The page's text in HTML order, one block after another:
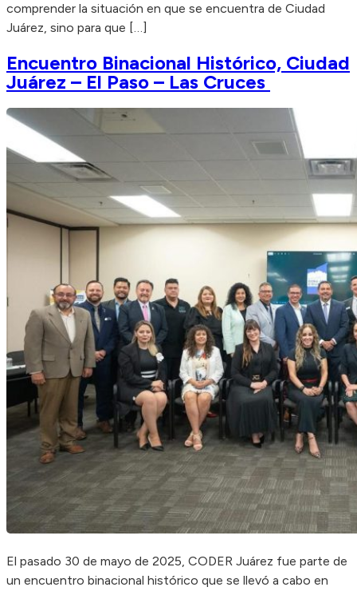
comprender la situación en que se encuentra de Ciudad
Juárez, sino para que […]
Encuentro Binacional Histórico, Ciudad
Juárez – El Paso – Las Cruces
El pasado 30 de mayo de 2025, CODER Juárez fue parte de
un encuentro binacional histórico que se llevó a cabo en